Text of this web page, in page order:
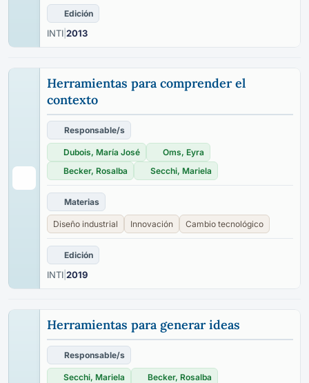
Edición
INTI 2013
Herramientas para comprender el
contexto
Responsable/s
Dubois, María José
Oms, Eyra
Becker, Rosalba
Secchi, Mariela
Materias
Diseño industrial Innovación Cambio tecnológico
Edición
INTI 2019
Herramientas para generar ideas
Responsable/s
Secchi, Mariela Becker, Rosalba